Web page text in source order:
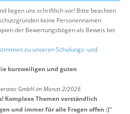
liegen uns schriftlich vor! Bitte beachten
keine Personennamen
der Bewertungsbögen als Beweis bei
zu unseren Schulungs- und
kurzweiligen und guten
GmbH im Monat 2/2026
Komplexe Themen verständlich
und immer für alle Fragen offen :)"